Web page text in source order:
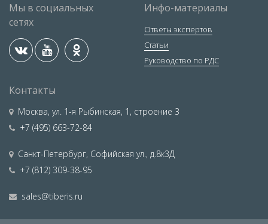
Мы в социальных
сетях
Инфо-материалы
Ответы экспертов
Статьи
Руководство по РДС
Контакты
Москва, ул. 1-я Рыбинская, 1, строение 3
+7 (495) 663-72-84
Санкт-Петербург, Софийская ул., д.8к3Д
+7 (812) 309-38-95
sales@tiberis.ru